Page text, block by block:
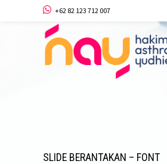
+62 82 123 712 007
SLIDE BERANTAKAN – FONT